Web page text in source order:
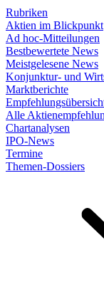
Rubriken
Aktien im Blickpunkt
Ad hoc-Mitteilungen
Bestbewertete News
Meistgelesene News
Konjunktur- und
Marktberichte
Alle
Chartanalysen
IPO-News
Termine
Themen-Dossiers